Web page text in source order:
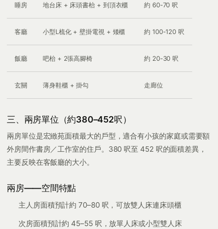
睡房 地台床 + 床頭書枱 + 到頂衣櫃 約 60-70 呎
客廳 小型L梳化 + 壁掛電視 + 矮櫃 約 100-120 呎
飯廳 吧枱 + 2張高腳椅 約 20-30 呎
玄關 薄身鞋櫃 + 掛勾 走廊位
三、兩房單位（約380–452呎）
兩房單位是宏緻苑面積最大的戶型，適合有小孩的家庭或需要額
外房間作書房／工作室的住戶。380 呎至 452 呎的面積差異，
主要反映在客飯廳的大小。
兩房——空間特點
主人房面積預計約 70–80 呎，可放雙人床連床頭櫃
次房面積預計約 45–55 呎，放單人床或小型雙人床